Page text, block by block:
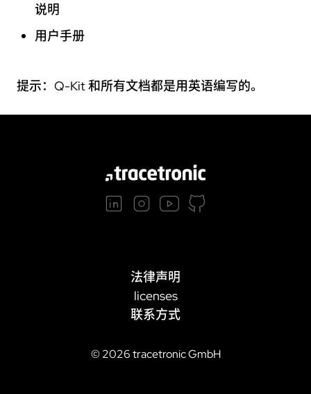
说明
用户手册
提示：Q-Kit 和所有文档都是用英语编写的。
©2026tracetronic GmbH
法律声明
licenses
联系方式